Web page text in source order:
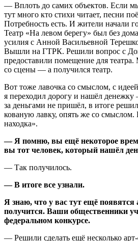
— Вплоть до самих объектов. Если
тут много кто стихи читает, песни
Потребность есть. И жители начали
Театр «На левом берегу» был без
усилия с Анной Васильевной
Вышли на ГТРК. Решили вопрос с
предоставили помещение для театра.
со сцены — а получился театр.
Вот тоже лавочка со смыслом, с
я переходил дорогу и нашёл
за деньгами не пришёл, в итоге
кованую лавку, опять же со смыслом.
находка».
— Я помню, вы ещё некоторое
вы тот человек, который нашёл
— Так получилось.
— В итоге все узнали.
Я знаю, что у вас тут ещё появятся
получится. Ваши общественники
федеральном конкурсе.
— Решили сделать ещё несколько